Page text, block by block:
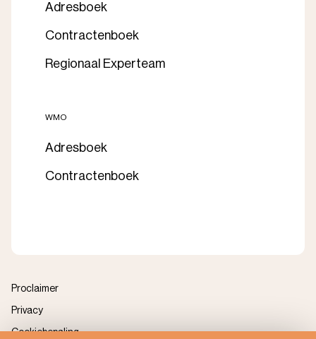
Adresboek
Contractenboek
Regionaal Experteam
WMO
Adresboek
Contractenboek
Proclaimer
Privacy
Cookiebepaling